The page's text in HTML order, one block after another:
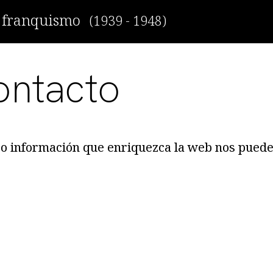
(1939 - 1948)
información que enriquezca la web nos